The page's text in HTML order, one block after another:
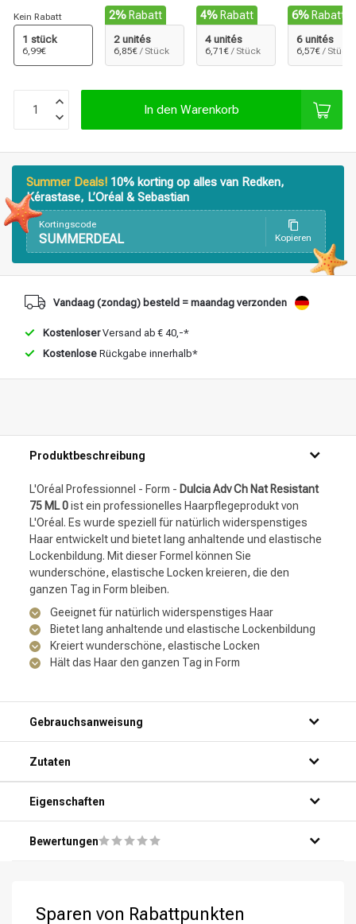
Stylingprodukte
Kein Rabatt
1 stück
6,99€
2% Rabatt
2 unités
6,85€ / Stück
4% Rabatt
4 unités
6,71€ / Stück
6% Rabatt
6 unités
6,57€ / Stück
In den Warenkorb
Summer Deals! 10% korting op alles van Redken,
Kérastase, L’Oréal & Sebastian
Kortingscode
SUMMERDEAL Kopieren
Vandaag (zondag) besteld = maandag verzonden
KostenloserVersand ab € 40,-*
Kostenlose Rückgabe innerhalb*
Produktbeschreibung
L'Oréal Professionnel - Form - Dulcia Adv Ch Nat Resistant
75 ML 0ist ein professionelles Haarpflegeprodukt von
L'Oréal. Es wurde speziell für natürlich widerspenstiges
Haar entwickelt und bietet lang anhaltende und elastische
Lockenbildung. Mit dieser Formel können Sie
wunderschöne, elastische Locken kreieren, die den
ganzen Tag in Form bleiben.
Geeignet für natürlich widerspenstiges Haar
Bietet lang anhaltende und elastische Lockenbildung
Kreiert wunderschöne, elastische Locken
Hält das Haar den ganzen Tag in Form
Gebrauchsanweisung
Zutaten
Eigenschaften
Bewertungen
Sparen von Rabattpunkten